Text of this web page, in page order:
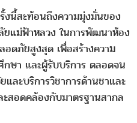
รั้งนี้สะท้อนถึงความมุ่งมั่นของ
แม่ฟ้าหลวง ในการพัฒนาห้อง
ดภัยสูงสุด เพื่อสร้างความ
ษา และผู้รับบริการ ตลอดจน
ละบริการวิชาการด้านชาและ
อดคล้องกับมาตรฐานสากล